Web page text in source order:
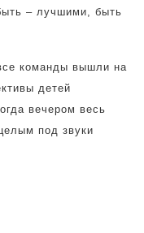
– лучшими, быть
команды вышли на
детей
вечером весь
под звуки